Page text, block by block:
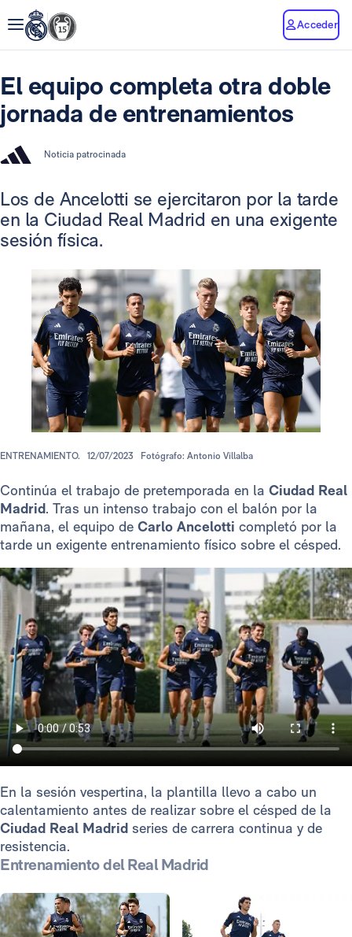
Acceder
El equipo completa otra doble
jornada de entrenamientos
Noticia patrocinada
Los de Ancelotti se ejercitaron por la tarde
en la Ciudad Real Madrid en una exigente
sesión física.
ENTRENAMIENTO. 12/07/2023 Fotógrafo: Antonio Villalba
Continúa el trabajo de pretemporada en la Ciudad Real
Madrid. Tras un intenso trabajo con el balón por la
mañana, el equipo de Carlo Ancelotti completó por la
tarde un exigente entrenamiento físico sobre el césped.
En la sesión vespertina, la plantilla llevo a cabo un
calentamiento antes de realizar sobre el césped de la
Ciudad Real Madrid series de carrera continua y de
resistencia.
Entrenamiento del Real Madrid